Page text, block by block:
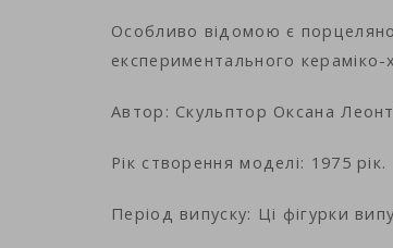
Особливо відомою є
експериментального
Автор: Скульптор Оксана
Рік створення моделі: 1975 рік.
Період випуску: Ці фігурки